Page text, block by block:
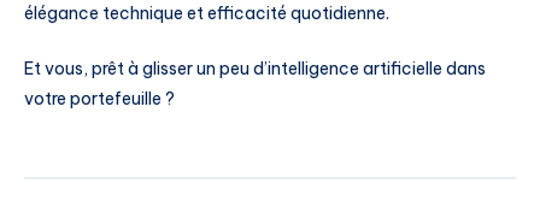
élégance technique et efficacité quotidienne.
Et vous, prêt à glisser un peu d’intelligence artificielle dans
votre portefeuille ?